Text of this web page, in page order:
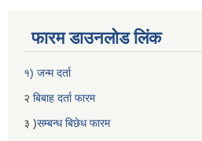
फारम डाउनलोड लिंक
१) जन्म दर्ता
२ बिबाह दर्ता फारम
३ )सम्बन्ध बिछेध फारम